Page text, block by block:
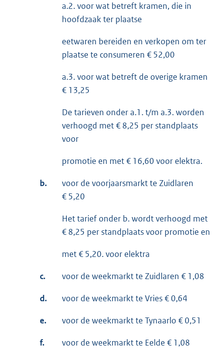
a.2. voor wat betreft kramen, die in
hoofdzaak ter plaatse
eetwaren bereiden en verkopen om ter
plaatse te consumeren € 52,00
a.3. voor wat betreft de overige kramen
€ 13,25
De tarieven onder a.1. t/m a.3. worden
verhoogd met € 8,25 per standplaats
voor
promotie en met € 16,60 voor elektra.
b.
voor de voorjaarsmarkt te Zuidlaren
€ 5,20
Het tarief onder b. wordt verhoogd met
€ 8,25 per standplaats voor promotie en
met € 5,20. voor elektra
c. voor de weekmarkt te Zuidlaren € 1,08
d. voor de weekmarkt te Vries € 0,64
e. voor de weekmarkt te Tynaarlo € 0,51
f. voor de weekmarkt te Eelde € 1,08